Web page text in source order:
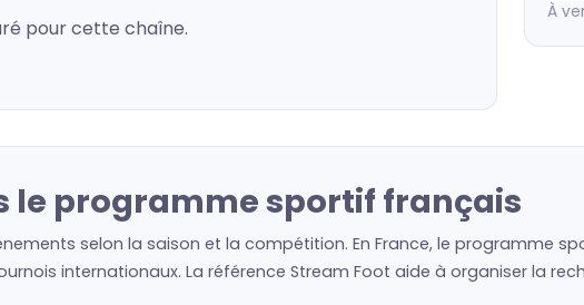
pour cette chaîne.
À
le programme sportif français
selon la saison et la compétition. En France, le programme
internationaux. La référence Stream Foot aide à organiser la